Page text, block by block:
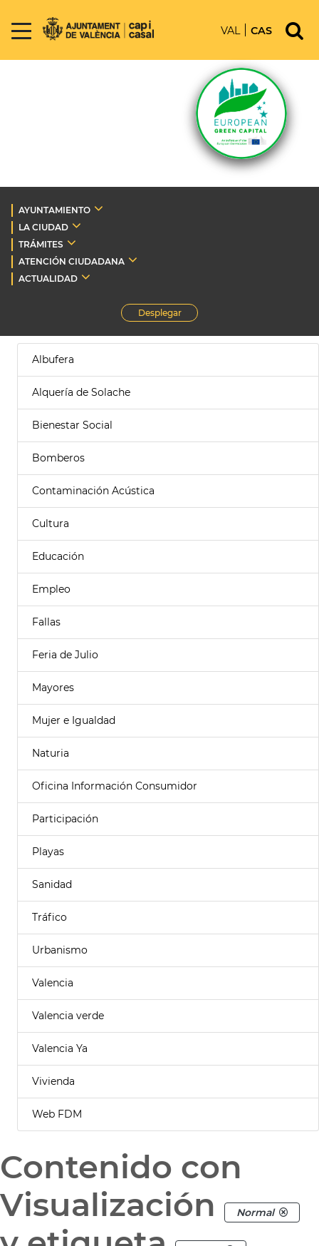
VAL CAS
AYUNTAMIENTO
LA CIUDAD
TRÁMITES
ATENCIÓN CIUDADANA
ACTUALIDAD
Desplegar
Albufera
Alquería de Solache
Bienestar Social
Bomberos
Contaminación Acústica
Cultura
Educación
Empleo
Fallas
Feria de Julio
Mayores
Mujer e Igualdad
Naturia
Oficina Información Consumidor
Participación
Playas
Sanidad
Tráfico
Urbanismo
Valencia
Valencia verde
Valencia Ya
Vivienda
Web FDM
Contenido con
Visualización
Normal